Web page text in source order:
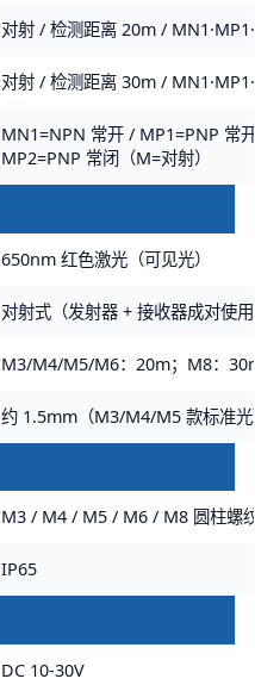
对射 / 检测距离 20m /
对射 / 检测距离 30m /
MN1=NPN 常开 / MP1=PNP 常
MP2=PNP 常闭（M=对射）
650nm 红色激光（可见光）
对射式（发射器 + 接收器成对使
M3/M4/M5/M6：20m；M8：
约 1.5mm（M3/M4/M5 款标准
M3 / M4 / M5 / M6 / M8 圆柱螺
IP65
DC 10-30V